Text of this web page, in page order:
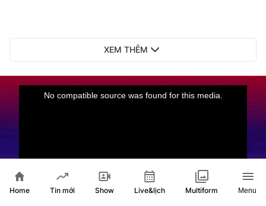
XEM THÊM
Home Tin mới Show Live&lịch Multiform Menu